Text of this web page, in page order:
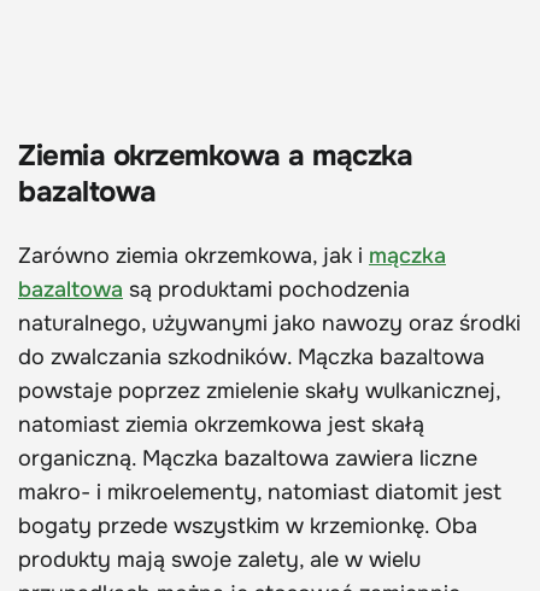
Ziemia okrzemkowa a mączka
bazaltowa
Zarówno ziemia okrzemkowa, jak i mączka
bazaltowa są produktami pochodzenia
naturalnego, używanymi jako nawozy oraz środki
do zwalczania szkodników. Mączka bazaltowa
powstaje poprzez zmielenie skały wulkanicznej,
natomiast ziemia okrzemkowa jest skałą
organiczną. Mączka bazaltowa zawiera liczne
makro- i mikroelementy, natomiast diatomit jest
bogaty przede wszystkim w krzemionkę. Oba
produkty mają swoje zalety, ale w wielu